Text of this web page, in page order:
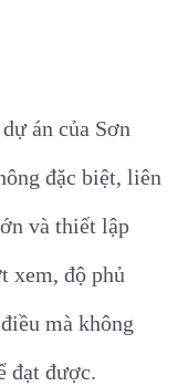
án của Sơn
đặc biệt, liên
và thiết lập
xem, độ phủ
mà không
đạt được.